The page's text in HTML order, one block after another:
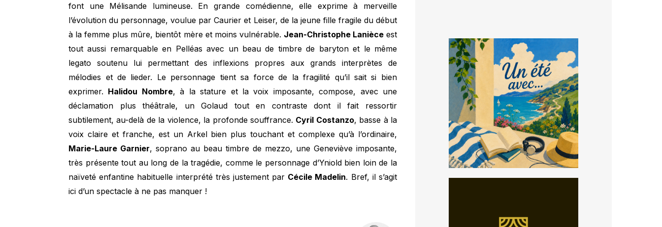
font une Mélisande lumineuse. En grande comédienne, elle exprime à merveille
l’évolution du personnage, voulue par Caurier et Leiser, de la jeune fille fragile du début
à la femme plus mûre, bientôt mère et moins vulnérable. Jean-Christophe Lanièceest
tout aussi remarquable en Pelléas avec un beau de timbre de baryton et le même
legato soutenu lui permettant des inflexions propres aux grands interprètes de
mélodies et de lieder. Le personnage tient sa force de la fragilité qu’il sait si bien
exprimer. Halidou Nombre, à la stature et la voix imposante, compose, avec une
déclamation plus théâtrale, un Golaud tout en contraste dont il fait ressortir
subtilement, au-delà de la violence, la profonde souffrance. Cyril Costanzo, basse à la
voix claire et franche, est un Arkel bien plus touchant et complexe qu’à l’ordinaire,
Marie-Laure Garnier, soprano au beau timbre de mezzo, une Geneviève imposante,
très présente tout au long de la tragédie, comme le personnage d’Yniold bien loin de la
naïveté enfantine habituelle interprété très justement par Cécile Madelin. Bref, il s’agit
ici d’un spectacle à ne pas manquer !